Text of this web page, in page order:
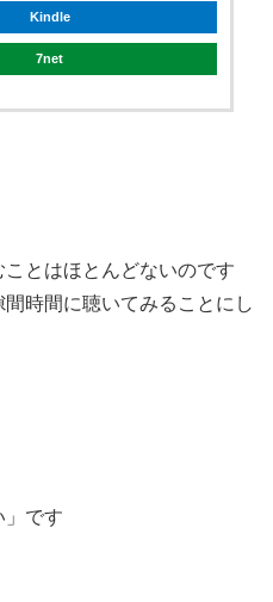
Kindle
7net
とはほとんどないのです
時間に聴いてみることにし
」です